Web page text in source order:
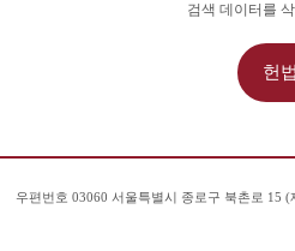
검색 데이터를
헌
우편번호 03060 서울특별시 종로구 북촌로 15